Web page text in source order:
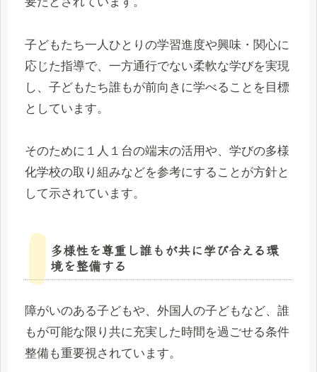
子どもたち一人ひとりの学習進度や興味・関心に
応じた指導で、一方通行でない柔軟な学びを実現
し、子どもたち誰もが前向きに学べることを目標
としています。
そのために１人１台の端末の活用や、学びの多様
化学校の取り組みなどを参考にすることが方針と
して示されています。
多様性を尊重し誰もが共に学び合える環
境を整備する
障がいのある子どもや、外国人の子どもなど、誰
もが可能な限り共に充実した時間を過ごせる条件
整備も重要視されています。